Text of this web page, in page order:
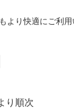
より快適にご利
り順次